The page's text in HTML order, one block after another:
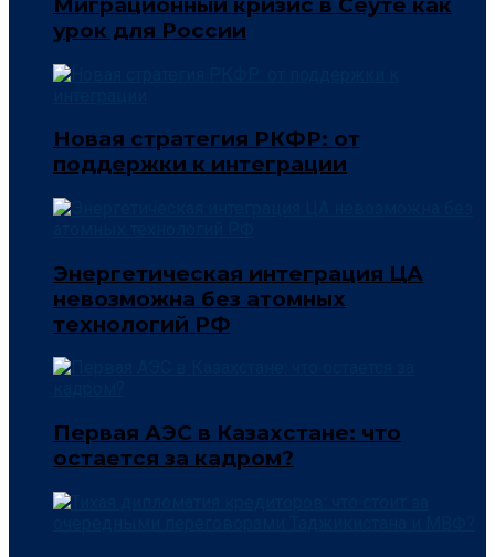
урок для России
Новая стратегия РКФР: от
поддержки к интеграции
Энергетическая интеграция ЦА
невозможна без атомных
технологий РФ
Первая АЭС в Казахстане: что
остается за кадром?